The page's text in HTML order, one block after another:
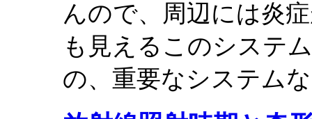
んので、周辺には炎
も見えるこのシステ
の、重要なシステム